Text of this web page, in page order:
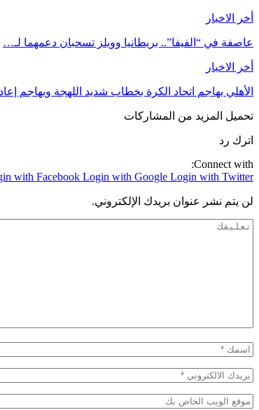
أخر الاخبار
عاصفة في “الفيفا”.. بريطانيا وويلز تسحبان دعمهما لـ…
أخر الاخبار
الأهلي يهاجم اتحاد الكرة بخطاب شديد اللهجة ويهاجم
تحميل المزيد من المشاركات
اترك رد
Connect with:
with Facebook Login with Google Login with Twitter
لن يتم نشر عنوان بريدك الإلكتروني.